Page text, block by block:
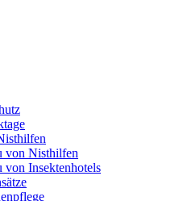
von Nisthilfen
von Insektenhotels